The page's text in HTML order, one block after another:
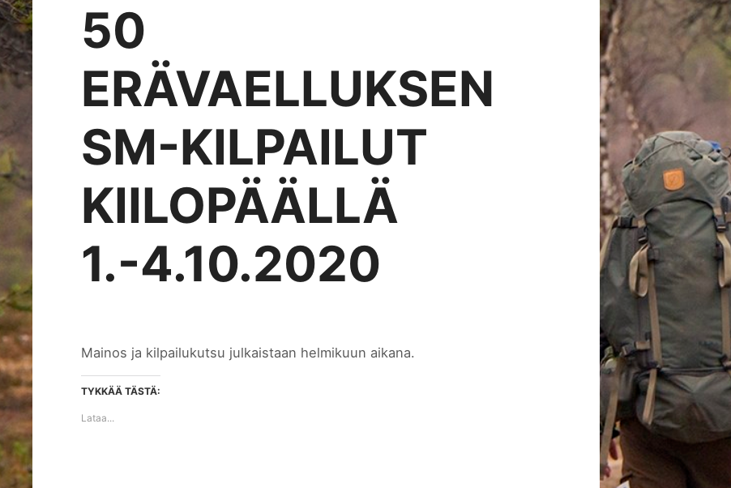
50
ERÄVAELLUKSEN
SM-KILPAILUT
KIILOPÄÄLLÄ
1.-4.10.2020
Mainos ja kilpailukutsu julkaistaan helmikuun aikana.
TYKKÄÄ TÄSTÄ:
Lataa...